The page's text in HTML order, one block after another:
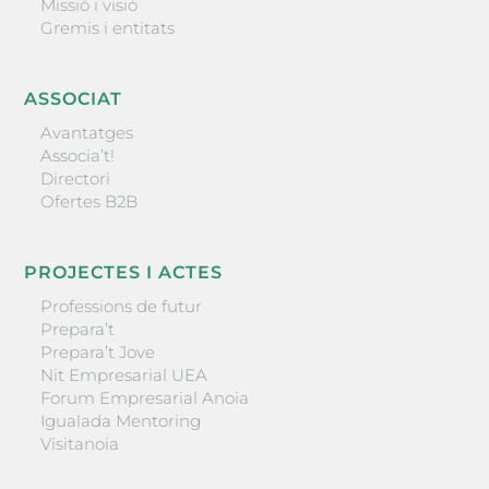
Missió i visió
Gremis i entitats
ASSOCIAT
Avantatges
Associa’t!
Directori
Ofertes B2B
PROJECTES I ACTES
Professions de futur
Prepara’t
Prepara’t Jove
Nit Empresarial UEA
Forum Empresarial Anoia
Igualada Mentoring
Visitanoia